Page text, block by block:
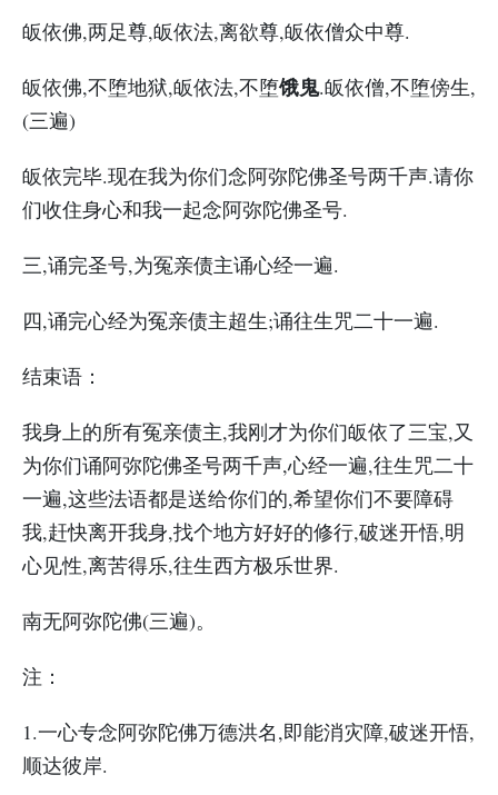
皈依佛,两足尊,皈依法,离欲尊,皈依僧众中尊.
皈依佛,不堕地狱,皈依法,不堕饿鬼.皈依僧,不堕傍生,
(三遍)
皈依完毕.现在我为你们念阿弥陀佛圣号两千声.请你
们收住身心和我一起念阿弥陀佛圣号.
三,诵完圣号,为冤亲债主诵心经一遍.
四,诵完心经为冤亲债主超生;诵往生咒二十一遍.
结束语：
我身上的所有冤亲债主,我刚才为你们皈依了三宝,又
为你们诵阿弥陀佛圣号两千声,心经一遍,往生咒二十
一遍,这些法语都是送给你们的,希望你们不要障碍
我,赶快离开我身,找个地方好好的修行,破迷开悟,明
心见性,离苦得乐,往生西方极乐世界.
南无阿弥陀佛(三遍)。
注：
1.一心专念阿弥陀佛万德洪名,即能消灾障,破迷开悟,
顺达彼岸.